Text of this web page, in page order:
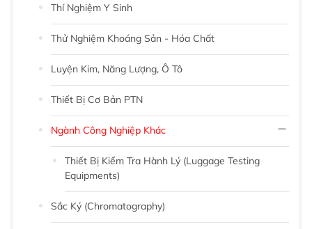
Thí Nghiệm Y Sinh
Thử Nghiệm Khoáng Sản - Hóa Chất
Luyện Kim, Năng Lượng, Ô Tô
Thiết Bị Cơ Bản PTN
Ngành Công Nghiệp Khác
Thiết Bị Kiểm Tra Hành Lý (Luggage Testing
Equipments)
Sắc Ký (chromatography)